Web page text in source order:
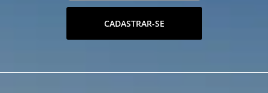
CADASTRAR-SE